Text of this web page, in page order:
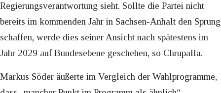
Regierungsverantwortung sieht. Sollte die Partei nicht
bereits im kommenden Jahr in Sachsen-Anhalt den Sprung
schaffen, werde dies seiner Ansicht nach spätestens im
Jahr 2029 auf Bundesebene geschehen, so Chrupalla.
Markus Söder äußerte im Vergleich der Wahlprogramme,